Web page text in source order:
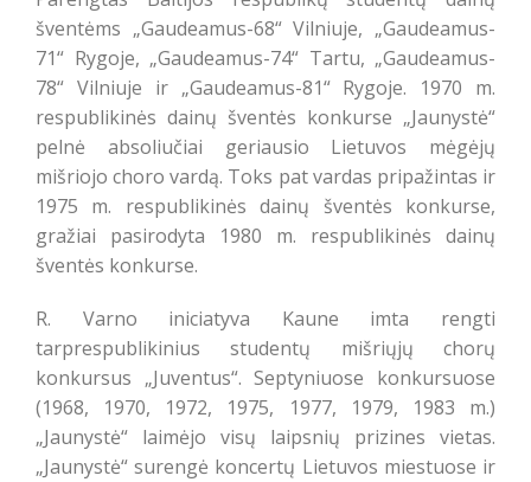
šventėms „Gaudeamus-68“ Vilniuje, „Gaudeamus-
71“ Rygoje, „Gaudeamus-74“ Tartu, „Gaudeamus-
78“ Vilniuje ir „Gaudeamus-81“ Rygoje. 1970 m.
respublikinės dainų šventės konkurse „Jaunystė“
pelnė absoliučiai geriausio Lietuvos mėgėjų
mišriojo choro vardą. Toks pat vardas pripažintas ir
1975 m. respublikinės dainų šventės konkurse,
gražiai pasirodyta 1980 m. respublikinės dainų
šventės konkurse.
R. Varno iniciatyva Kaune imta rengti
tarprespublikinius studentų mišriųjų chorų
konkursus „Juventus“. Septyniuose konkursuose
(1968, 1970, 1972, 1975, 1977, 1979, 1983 m.)
„Jaunystė“ laimėjo visų laipsnių prizines vietas.
„Jaunystė“ surengė koncertų Lietuvos miestuose ir